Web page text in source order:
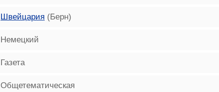
Швейцария (Берн)
Немецкий
Газета
Общетематическая